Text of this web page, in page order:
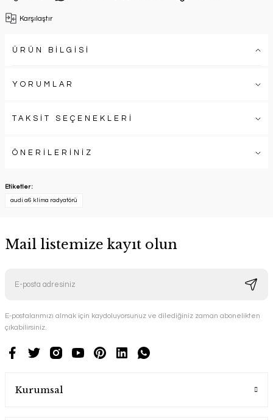
Karşılaştır
ÜRÜN BİLGİSİ
YORUMLAR
TAKSİT SEÇENEKLERİ
ÖNERİLERİNİZ
Etiketler :
audi a6 klima radyatörü
Mail listemize kayıt olun
E-postalarımızı almak için kaydoluyorsunuz ve dilediğiniz zaman abonelikten
çıkabilirsiniz.
Kurumsal